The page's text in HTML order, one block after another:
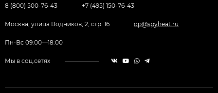
8 (800) 500-76-43 +7 (495) 150-76-43
Москва, улица Водников, 2, стр. 16 op@spyheat.ru
Пн-Вс 09:00—18:00
Мы в соц.сетях